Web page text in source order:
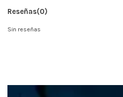
Reseñas(0)
Sin reseñas